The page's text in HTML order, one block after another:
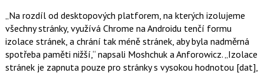
„Na rozdíl od desktopových platforem, na kterých izolujeme
všechny stránky, využívá Chrome na Androidu tenčí formu
izolace stránek, a chrání tak méně stránek, aby byla nadměrná
spotřeba paměti nižší,“ napsali Moshchuk a Anforowicz. „Izolace
stránek je zapnuta pouze pro stránky s vysokou hodnotou [dat],